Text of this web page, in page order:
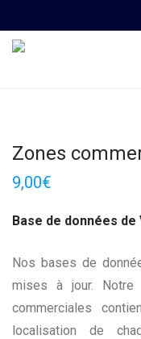
Zones
9,00€
Base de données de
Nos bases de
mises à jour.
commerciales
localisation de